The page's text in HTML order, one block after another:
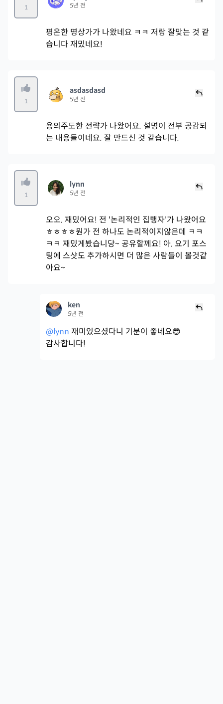
1 5년 전
평온한 명상가가 나왔네요 ㅋㅋ 저랑 잘맞는 것 같
습니다 재밌네요!
1
asdasdasd
5년 전
용의주도한 전략가 나왔어요. 설명이 전부 공감되
는 내용들이네요. 잘 만드신 것 같습니다.
1
lynn
5년 전
오오. 재밌어요! 전 '논리적인 집행자'가 나왔어요
ㅎㅎㅎㅎ뭔가 전 하나도 논리적이지않은데 ㅋㅋ
ㅋㅋ 재밌게봤습니당~ 공유할께요! 아. 요기 포스
팅에 스샷도 추가하시면 더 많은 사람들이 볼것같
아요~
ken
5년 전
@lynn 재미있으셨다니 기분이 좋네요😎
감사합니다!